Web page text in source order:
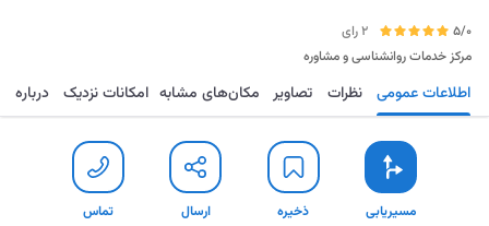
5/0
2 رای
مرکز خدمات روانشناسی و مشاوره
مسیریابی ذخیره ارسال تماس اطلاعات عمومی نظرات تصاویر مکان‌های مشابه امکانات نزدیک درباره
مسیریابی ذخیره ارسال تماس